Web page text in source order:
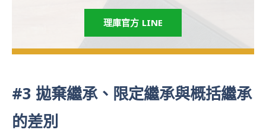
理庫官方 LINE
#3 拋棄繼承、限定繼承與概括繼承
的差別